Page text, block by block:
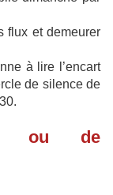
flux et demeurer
à lire l’encart
de silence de
ou de